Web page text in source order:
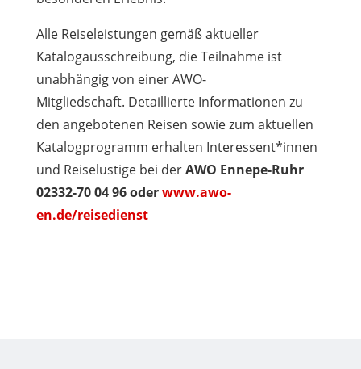
Alle Reiseleistungen gemäß aktueller
Katalogausschreibung, die Teilnahme ist
unabhängig von einer AWO-
Mitgliedschaft. Detaillierte Informationen zu
den angebotenen Reisen sowie zum aktuellen
Katalogprogramm erhalten Interessent*innen
und Reiselustige bei derAWO Ennepe-Ruhr
02332-70 04 96 oderwww.awo-
en.de/reisedienst